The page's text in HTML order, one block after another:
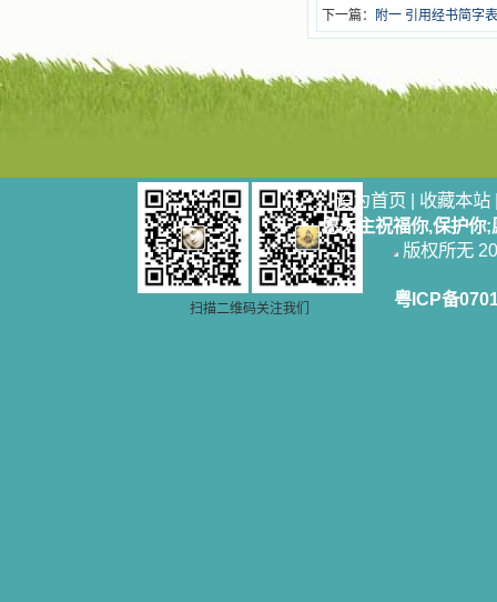
下一篇：
附一 引用经书简字表
扫描二维码关注我们
设为首页 | 收藏本站
愿天主祝福你,保护你
版权所无
粤ICP备